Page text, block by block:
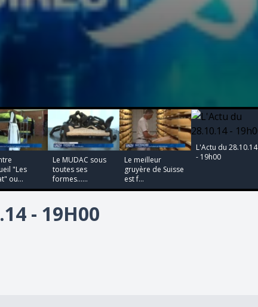
"Les
ou...
Le MUDAC sous
toutes ses
formes......
Le meilleur
gruyère de Suisse
est f...
L'Actu du 28.10.14
- 19h00
- 19H00